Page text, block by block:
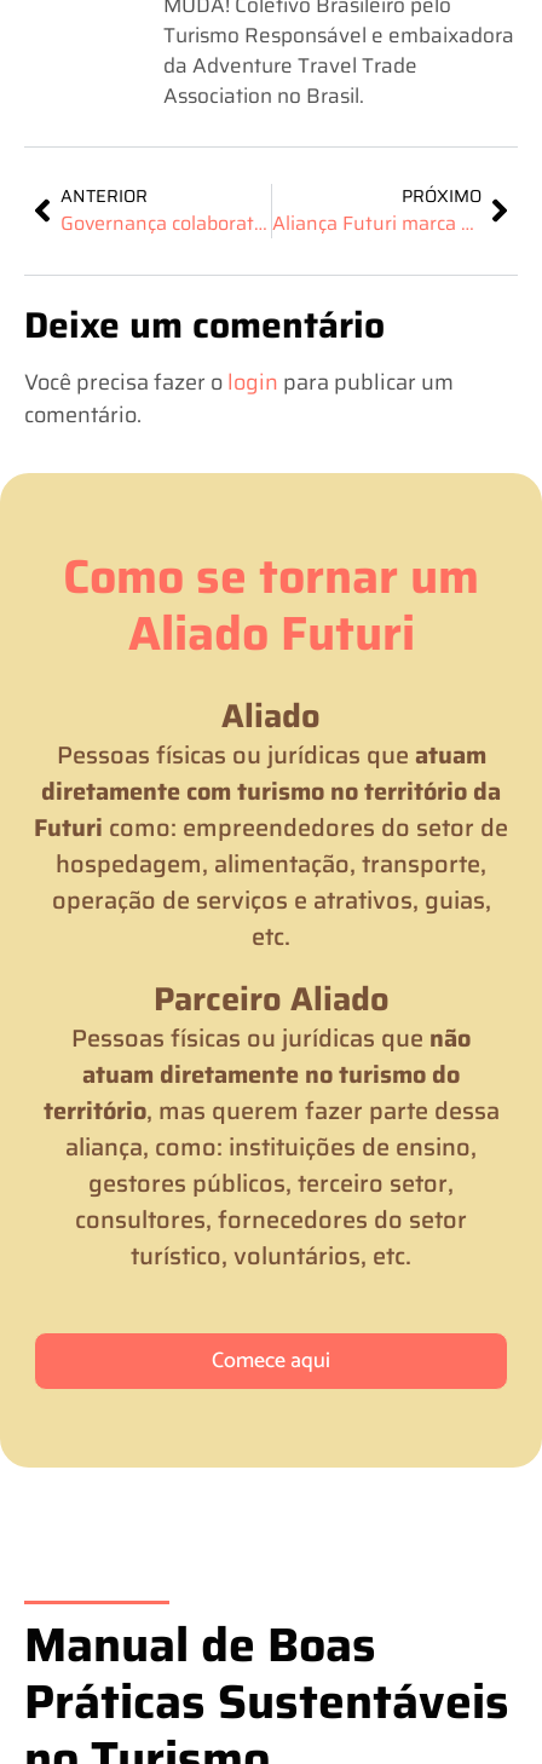
Turismo Responsável e embaixadora
da Adventure Travel Trade
Association no Brasil.
ANTERIOR
Governança colaborativa é o caminho para destinos resilientes e mais sustentáveis
PRÓXIMO
Aliança Futuri marca presença no lançamento do Programa Natureza com as Pessoas no Salão Nacional do Turismo
Deixe um comentário
Você precisa fazer ologin para publicar um
comentário.
Como se tornar um
Aliado Futuri
Aliado
Pessoas físicas ou jurídicas queatuam
diretamente com turismo no território da
Futuri como: empreendedores do setor de
hospedagem, alimentação, transporte,
operação de serviços e atrativos, guias,
etc.
Parceiro Aliado
Pessoas físicas ou jurídicas que não
atuam diretamente no turismo do
território, mas querem fazer parte dessa
aliança, como: instituições de ensino,
gestores públicos, terceiro setor,
consultores, fornecedores do setor
turístico, voluntários, etc.
Comece aqui
Manual de Boas
Práticas Sustentáveis